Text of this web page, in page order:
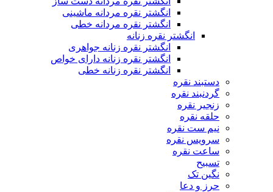
انگشتر نقره مردانه ماشینی
انگشتر نقره مردانه خطی
انگشتر نقره زنانه
انگشتر نقره زنانه جواهری
انگشتر نقره زنانه دارای خواص
انگشتر نقره زنانه خطی
دستبند نقره
گردنبند نقره
زنجیر نقره
حلقه نقره
نیم ست نقره
سرویس نقره
ساعت نقره
تسبیح
نگین تک
حرز و دعا